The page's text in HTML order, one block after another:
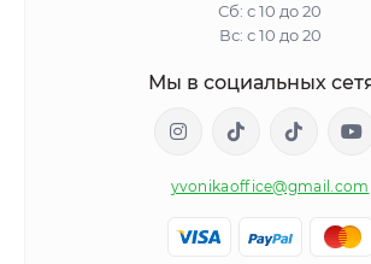
Сб: с 10 до 20
Вс: с 10 до 20
Мы в социальных
yvonikaoffice@gmail.com